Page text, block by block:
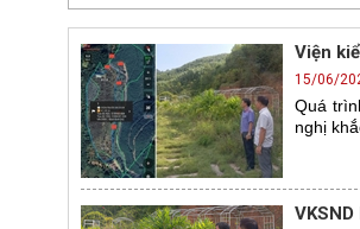
Viện
15/06/
Quá
nghị